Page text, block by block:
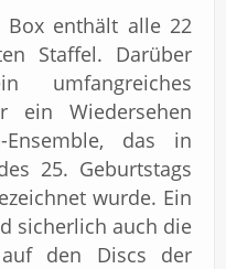
Box enthält alle 22
Staffel. Darüber
ein Wiedersehen
das in
25. Geburtstags
wurde. Ein
sicherlich auch die
den Discs der